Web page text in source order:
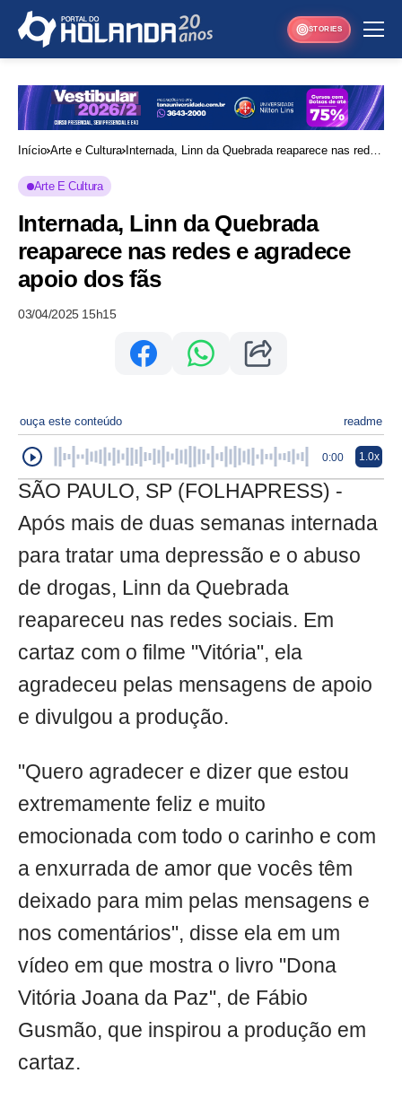
STORIES
Início Arte e Cultura Internada, Linn da Quebrada reaparece nas redes
Arte E Cultura
Internada, Linn da Quebrada
reaparece nas redes e agradece
apoio dos fãs
03/04/2025 15h15
ouça este conteúdo readme
0:00 1.0x
SÃO PAULO, SP (FOLHAPRESS) -
Após mais de duas semanas internada
para tratar uma depressão e o abuso
de drogas, Linn da Quebrada
reapareceu nas redes sociais. Em
cartaz com o filme "Vitória", ela
agradeceu pelas mensagens de apoio
e divulgou a produção.
"Quero agradecer e dizer que estou
extremamente feliz e muito
emocionada com todo o carinho e com
a enxurrada de amor que vocês têm
deixado para mim pelas mensagens e
nos comentários", disse ela em um
vídeo em que mostra o livro "Dona
Vitória Joana da Paz", de Fábio
Gusmão, que inspirou a produção em
cartaz.